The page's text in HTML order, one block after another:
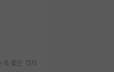
좋은 것처